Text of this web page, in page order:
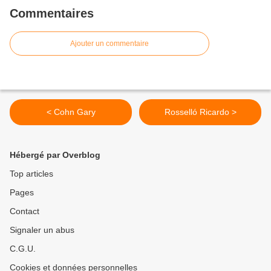
Commentaires
Ajouter un commentaire
< Cohn Gary Rosselló Ricardo >
Hébergé par Overblog
Top articles
Pages
Contact
Signaler un abus
C.G.U.
Cookies et données personnelles